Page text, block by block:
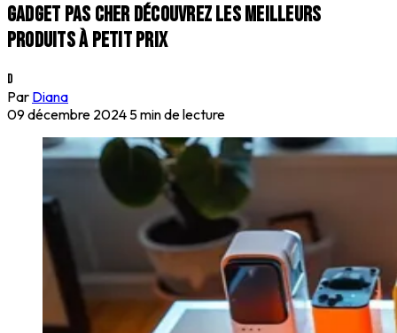
Gadget pas cher découvrez les meilleurs
produits à petit prix
D
Par Diana
09 décembre 2024 5 min de lecture